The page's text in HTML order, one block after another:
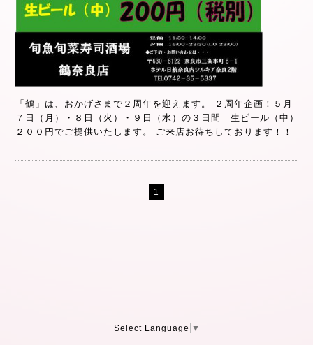
「鶴」は、おかげさまで２周年を迎えます。 ２周年企画！５月
７日（月）・８日（火）・９日（水）の３日間 生ビール（中）
２００円でご提供いたします。 ご来店お待ちしております！！
1
Select Language ▼